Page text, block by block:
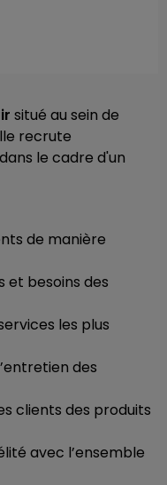
situé au sein de
recrute
le cadre d'un
de manière
besoins des
les plus
des
clients des produits
avec l’ensemble